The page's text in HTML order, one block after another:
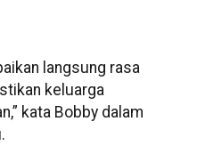
langsung rasa
keluarga
kata Bobby dalam